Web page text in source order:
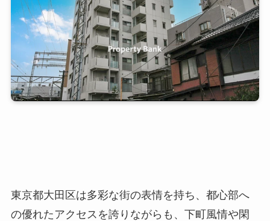
東京都大田区は多彩な街の表情を持ち、都心部へ
の優れたアクセスを誇りながらも、下町風情や閑